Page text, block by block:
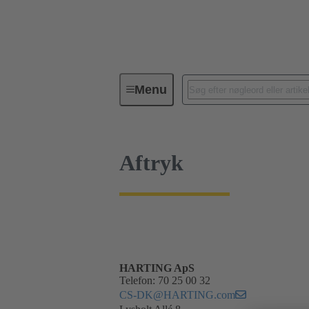
MenuAftryk
Aftryk
HARTING ApS
Telefon: 70 25 00 32
CS-DK@HARTING.com